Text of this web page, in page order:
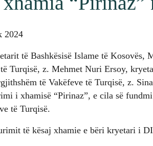
2024
të Bashkësisë Islame të
Turqisë, z. Mehmet Nuri Ersoy,
të Vakëfeve të Turqisë, z.
i xhamisë “Pirinaz”, e cila së
të Turqisë.
të kësaj xhamie e bëri kryetari i